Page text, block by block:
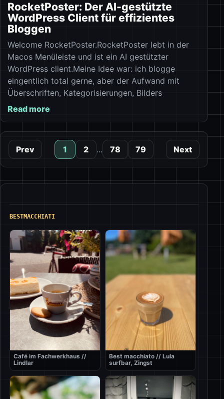
RocketPoster: Der AI-gestützte
WordPress Client für effizientes
Bloggen
Welcome RocketPoster.RocketPoster lebt in der
Macos Menüleiste und ist ein AI gestützter
WordPress client.Meine Idee war: ich blogge
eingentlich total gerne, aber der Aufwand mit
Überschriften, Kategorisierungen, Bilders
Read more
Prev 1 2 ... 78 79 Next
BESTMACCHIATI
Café im Fachwerkhaus //
Lindlar
Best macchiato // Lula
surfbar, Zingst